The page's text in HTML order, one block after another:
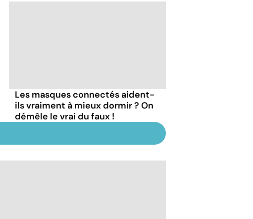
Les masques connectés aident-
ils vraiment à mieux dormir ? On
démêle le vrai du faux !